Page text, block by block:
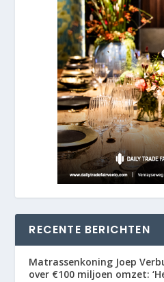
RECENTE BERICHTEN
Matrassenkoning Joep
over €100 miljoen omzet: